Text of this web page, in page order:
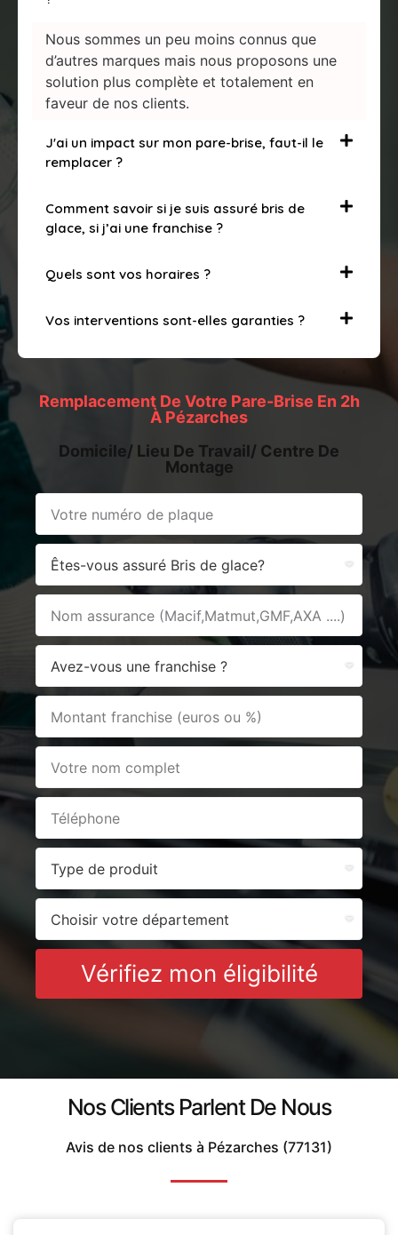
Nous sommes un peu moins connus que
d’autres marques mais nous proposons une
solution plus complète et totalement en
faveur de nos clients.
J'ai un impact sur mon pare-brise, faut-il le
remplacer ?
Comment savoir si je suis assuré bris de
glace, si j’ai une franchise ?
Quels sont vos horaires ?
Vos interventions sont-elles garanties ?
Remplacement De Votre Pare-Brise En 2h
À Pézarches
Domicile/ Lieu De Travail/ Centre De
Montage
Vérifiez mon éligibilité
Nos Clients Parlent De Nous
Avis de nos clients à Pézarches (77131)